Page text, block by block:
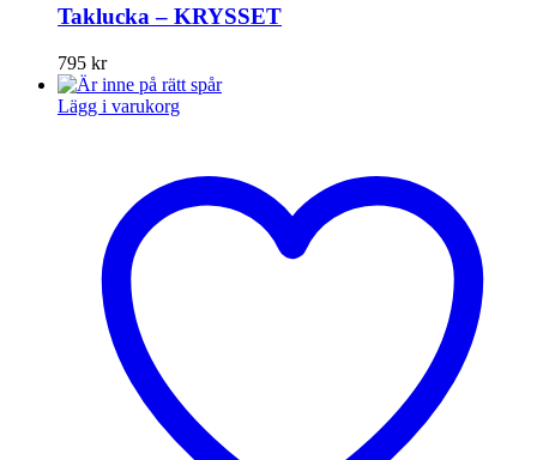
Taklucka – KRYSSET
795 kr
Lägg i varukorg